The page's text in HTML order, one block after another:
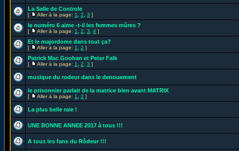
La Salle de Controle
[ Aller à la page: 1 2 3 ]
le numéro 6 aime -t-il les femmes mûres ?
[ Aller à la page: 1 2 3 4 ]
Et le majordome dans tout ça?
[ Aller à la page: 1 2 ]
Patrick Mac Goohan et Peter Falk
[ Aller à la page: 1 2 3 ]
musique du rodeur dans le denouement
le prisonnier parlait de la matrice bien avant MATRIX
[ Aller à la page: 1 2 ]
La plus belle raie !
UNE BONNE ANNEE 2017 à tous !!!
A tous les fans du Rôdeur !!!